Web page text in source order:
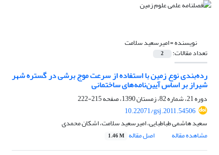
نویسنده =امیرسعید سلامت
تعداد مقالات: 2
رده‌‌بندی نوع زمین با استفاده از سرعت موج برشی در گستره شهر
شیراز بر اساس آیین‌نامه‌های ساختمانی
دوره 21، شماره 82، زمستان 1390، صفحه
215-222
10.22071/gsj.2011.54506
سعید هاشمی طباطبایی، امیرسعید سلامت، اشکان محمدی
مشاهده مقاله
اصل مقاله 1.46 M